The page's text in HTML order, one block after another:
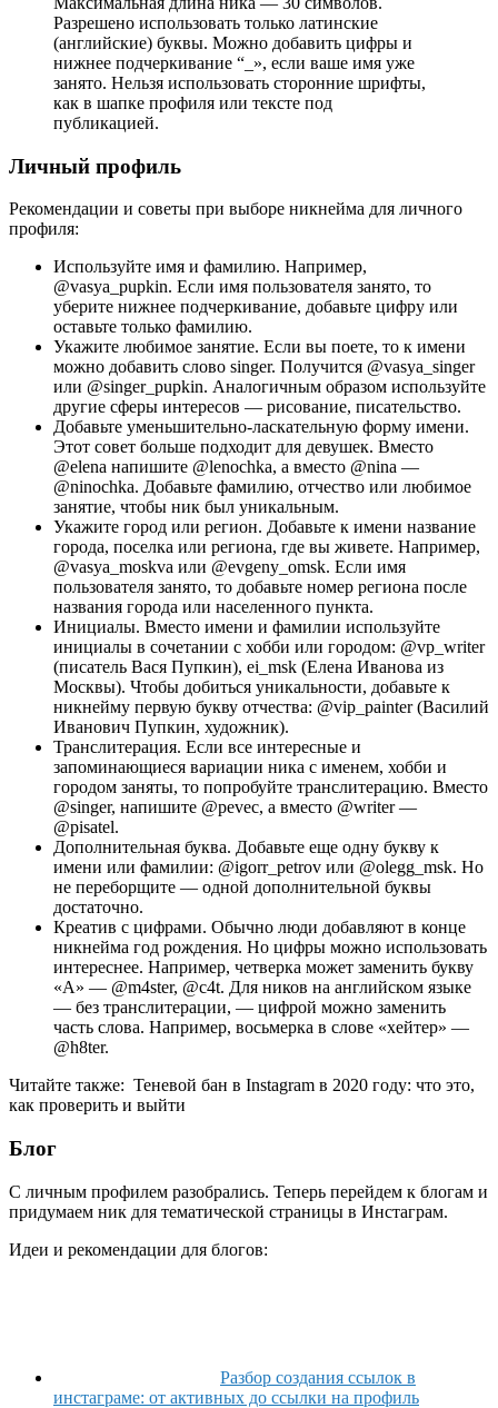
Разрешено использовать только латинские
(английские) буквы. Можно добавить цифры и
нижнее подчеркивание “_», если ваше имя уже
занято. Нельзя использовать сторонние шрифты,
как в шапке профиля или тексте под
публикацией.
Личный профиль
Рекомендации и советы при выборе никнейма для личного
профиля:
Используйте имя и фамилию. Например,
@vasya_pupkin. Если имя пользователя занято, то
уберите нижнее подчеркивание, добавьте цифру или
оставьте только фамилию.
Укажите любимое занятие. Если вы поете, то к имени
можно добавить слово singer. Получится @vasya_singer
или @singer_pupkin. Аналогичным образом используйте
другие сферы интересов — рисование, писательство.
Добавьте уменьшительно-ласкательную форму имени.
Этот совет больше подходит для девушек. Вместо
@elena напишите @lenochka, а вместо @nina —
@ninochka. Добавьте фамилию, отчество или любимое
занятие, чтобы ник был уникальным.
Укажите город или регион. Добавьте к имени название
города, поселка или региона, где вы живете. Например,
@vasya_moskva или @evgeny_omsk. Если имя
пользователя занято, то добавьте номер региона после
названия города или населенного пункта.
Инициалы. Вместо имени и фамилии используйте
инициалы в сочетании с хобби или городом: @vp_writer
(писатель Вася Пупкин), ei_msk (Елена Иванова из
Москвы). Чтобы добиться уникальности, добавьте к
никнейму первую букву отчества: @vip_painter (Василий
Иванович Пупкин, художник).
Транслитерация. Если все интересные и
запоминающиеся вариации ника с именем, хобби и
городом заняты, то попробуйте транслитерацию. Вместо
@singer, напишите @pevec, а вместо @writer —
@pisatel.
Дополнительная буква. Добавьте еще одну букву к
имени или фамилии: @igorr_petrov или @olegg_msk. Но
не переборщите — одной дополнительной буквы
достаточно.
Креатив с цифрами. Обычно люди добавляют в конце
никнейма год рождения. Но цифры можно использовать
интереснее. Например, четверка может заменить букву
«А» — @m4ster, @c4t. Для ников на английском языке
— без транслитерации, — цифрой можно заменить
часть слова. Например, восьмерка в слове «хейтер» —
@h8ter.
Читайте также: Теневой бан в Instagram в 2020 году: что это,
как проверить и выйти
Блог
С личным профилем разобрались. Теперь перейдем к блогам и
придумаем ник для тематической страницы в Инстаграм.
Идеи и рекомендации для блогов:
Разбор создания ссылок в
инстаграме: от активных до ссылки на профиль